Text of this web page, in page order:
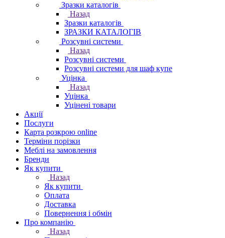
Зразки каталогів
Назад
Зразки каталогів
ЗРАЗКИ КАТАЛОГІВ
Розсувні системи
Назад
Розсувні системи
Розсувні системи для шаф купе
Уцінка
Назад
Уцінка
Уцінені товари
Акції
Послуги
Карта розкрою online
Терміни порізки
Меблі на замовлення
Бренди
Як купити
Назад
Як купити
Оплата
Доставка
Повернення і обмін
Про компанію
Назад